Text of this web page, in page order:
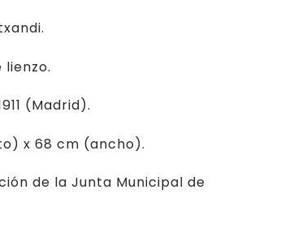
lienzo.
(Madrid).
x 68 cm (ancho).
de la Junta Municipal de